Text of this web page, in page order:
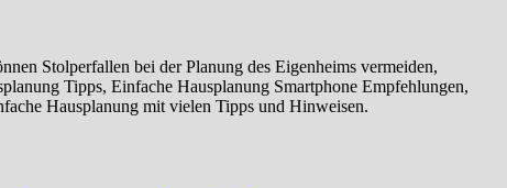
Stolperfallen bei der Planung des Eigenheims vermeiden,
Tipps, Einfache Hausplanung Smartphone Empfehlungen,
Hausplanung mit vielen Tipps und Hinweisen.